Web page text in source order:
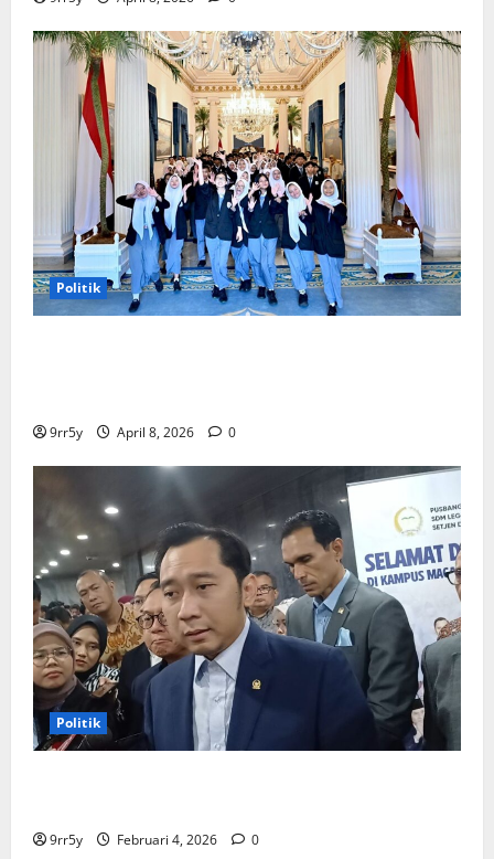
Politik
9rr5y April 8, 2026 0
Politik
9rr5y Februari 4, 2026 0